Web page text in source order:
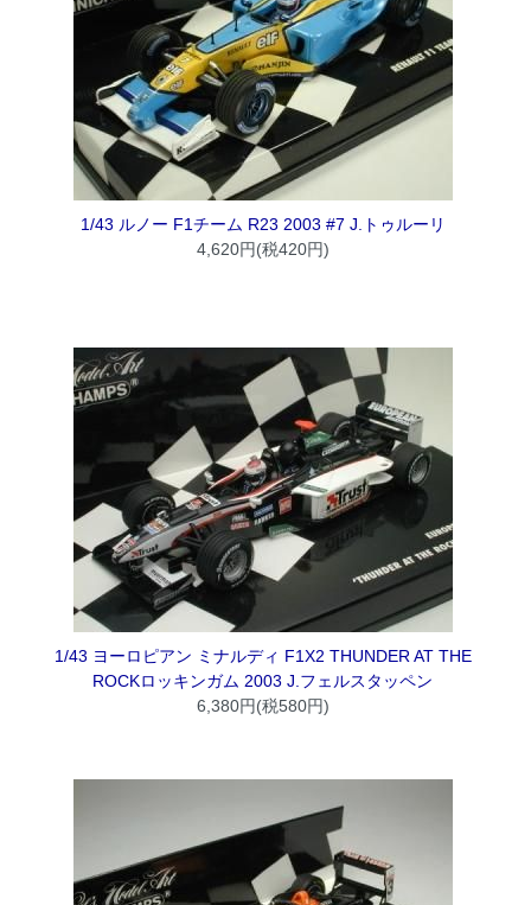
1/43 ルノー F1チーム R23 2003 #7 J.トゥルーリ
4,620円(税420円)
1/43 ヨーロピアン ミナルディ F1X2 THUNDER AT THE
ROCKロッキンガム 2003 J.フェルスタッペン
6,380円(税580円)